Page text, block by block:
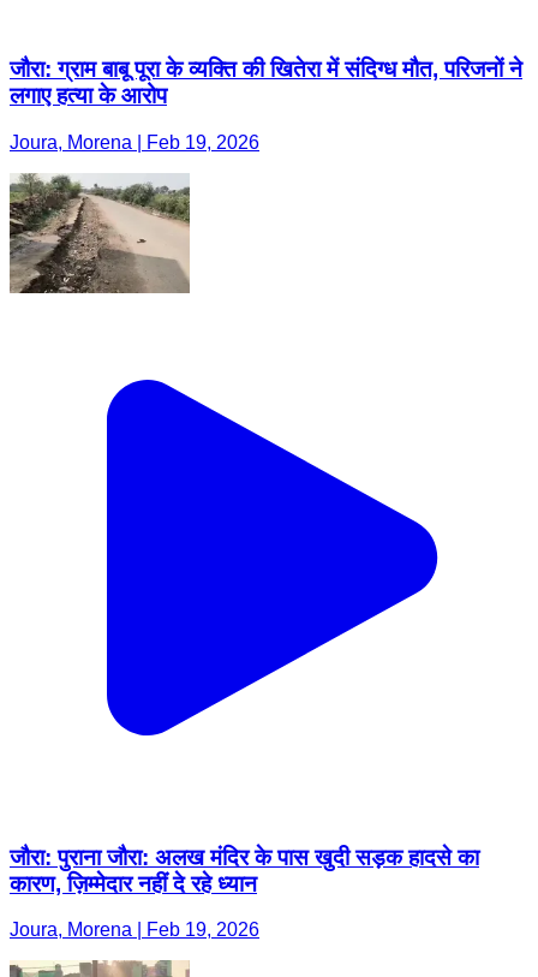
जौरा: ग्राम बाबू पूरा के व्यक्ति की खितेरा में संदिग्ध मौत, परिजनों ने
लगाए हत्या के आरोप
Joura, Morena | Feb 19, 2026
जौरा: पुराना जौरा: अलख मंदिर के पास खुदी सड़क हादसे का
कारण, ज़िम्मेदार नहीं दे रहे ध्यान
Joura, Morena | Feb 19, 2026